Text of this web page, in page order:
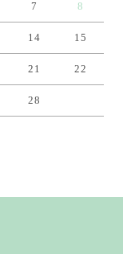
7 8
14 15
21 22
28